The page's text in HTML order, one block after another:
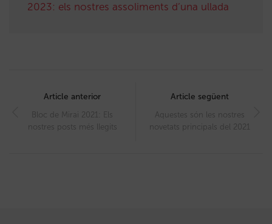
2023: els nostres assoliments d’una ullada
navigation
Article anterior
Bloc de Mirai 2021: Els
nostres posts més llegits
Article següent
Aquestes són les nostres
novetats principals del 2021